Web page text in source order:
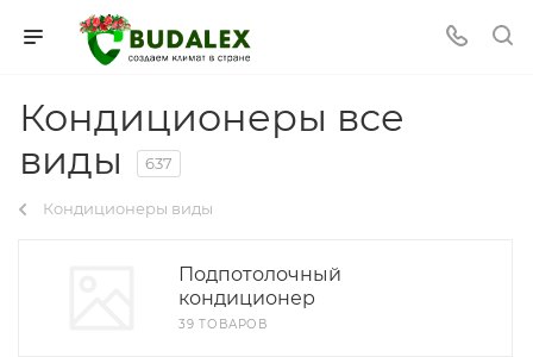
Кондиционеры все
виды
637
Кондиционеры виды
Подпотолочный
кондиционер
39 ТОВАРОВ